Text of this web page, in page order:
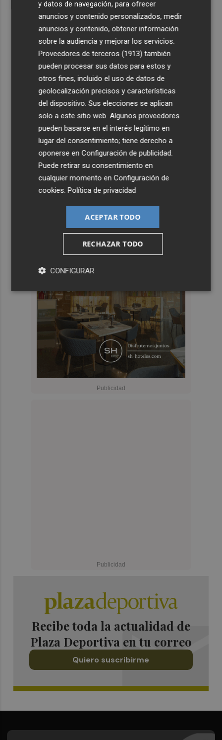
Recibe toda la actualidad de
Plaza Deportiva en tu correo
Quiero suscribirme
y datos de navegación, para ofrecer
anuncios y contenido personalizados, medir
anuncios y contenido, obtener información
sobre la audiencia y mejorar los servicios.
Proveedores de terceros (1913) también
pueden procesar sus datos para estos y
otros fines, incluido el uso de datos de
geolocalización precisos y características
del dispositivo. Sus elecciones se aplican
solo a este sitio web. Algunos proveedores
pueden basarse en el interés legítimo en
lugar del consentimiento; tiene derecho a
oponerse enConfiguración de publicidad
Puede retirar su consentimiento en
cualquier momento enConfiguración de
cookies .Política de privacidad
ACEPTAR TODO
RECHAZAR TODO
CONFIGURAR